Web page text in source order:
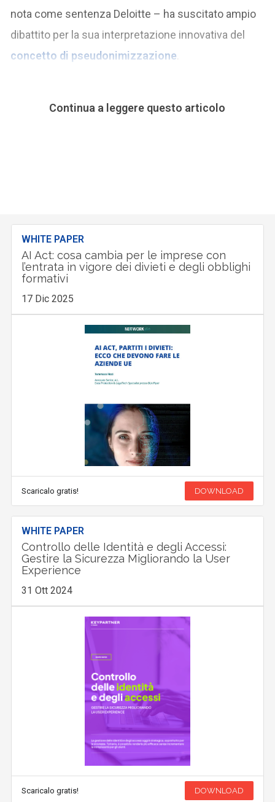
nota come sentenza Deloitte – ha suscitato ampio
dibattito per la sua interpretazione innovativa del
concetto di pseudonimizzazione
Continua a leggere questo articolo
WHITE PAPER
AI Act: cosa cambia per le imprese con
l’entrata in vigore dei divieti e degli obblighi
formativi
17 Dic 2025
Scaricalo gratis! DOWNLOAD
WHITE PAPER
Controllo delle Identità e degli Accessi:
Gestire la Sicurezza Migliorando la User
Experience
31 Ott 2024
Scaricalo gratis! DOWNLOAD